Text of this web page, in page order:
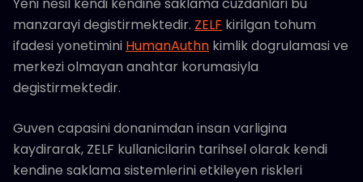
manzarayi degistirmektedir. ZELF kirilgan tohum
ifadesi yonetimini HumanAuthn kimlik dogrulamasi ve
merkezi olmayan anahtar korumasiyla
degistirmektedir.
Guven capasini donanimdan insan varligina
kaydirarak, ZELF kullanicilarin tarihsel olarak kendi
kendine saklama sistemlerini etkileyen riskleri